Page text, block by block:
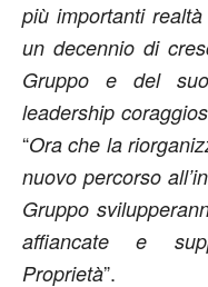
più importanti
un decennio di
Gruppo e del
leadership
“Ora che la
nuovo percorso
Gruppo
affiancate e
Proprietà”.